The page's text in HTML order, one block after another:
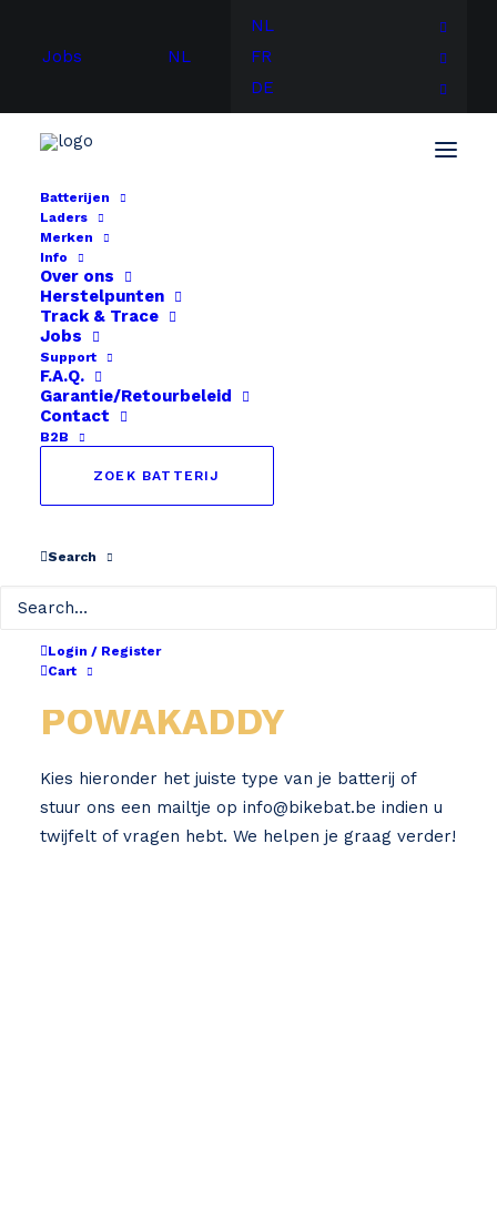
Jobs NL
NL
FR
DE
Batterijen
Laders
Merken
Info
Over ons
Herstelpunten
Track & Trace
Jobs
Support
F.A.Q.
Garantie/Retourbeleid
Contact
B2B
ZOEK BATTERIJ
Search
Login / Register
Cart
Home Powakaddy
POWAKADDY
Kies hieronder het juiste type van je batterij of
stuur ons een mailtje op info@bikebat.be indien u
twijfelt of vragen hebt. We helpen je graag verder!